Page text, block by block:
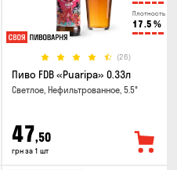
Плотность
17.5 %
(26)
Пиво FDB «Puaripa» 0.33л
Светлое, Нефильтрованное, 5.5°
47,50
грн за 1 шт